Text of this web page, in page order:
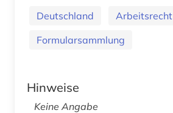
Deutschland
Arbeitsrecht
Formularsammlung
Hinweise
Keine Angabe